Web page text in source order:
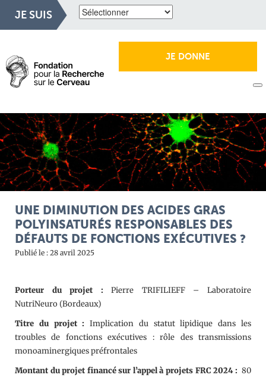
JE SUIS
JE DONNE
UNE DIMINUTION DES ACIDES GRAS
POLYINSATURÉS RESPONSABLES DES
DÉFAUTS DE FONCTIONS EXÉCUTIVES ?
Publié le : 28 avril 2025
Porteur du projet :Pierre TRIFILIEFF – Laboratoire
NutriNeuro (Bordeaux)
Titre du projet : Implication du statut lipidique dans les
troubles de fonctions exécutives : rôle des transmissions
monoaminergiques préfrontales
Montant du projet financé sur l’appel à projets FRC 2024 : 80